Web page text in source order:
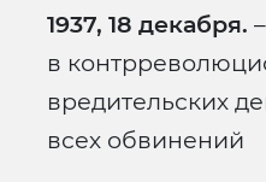
1937, 18 декабря.
в
вредительских
всех обвинений